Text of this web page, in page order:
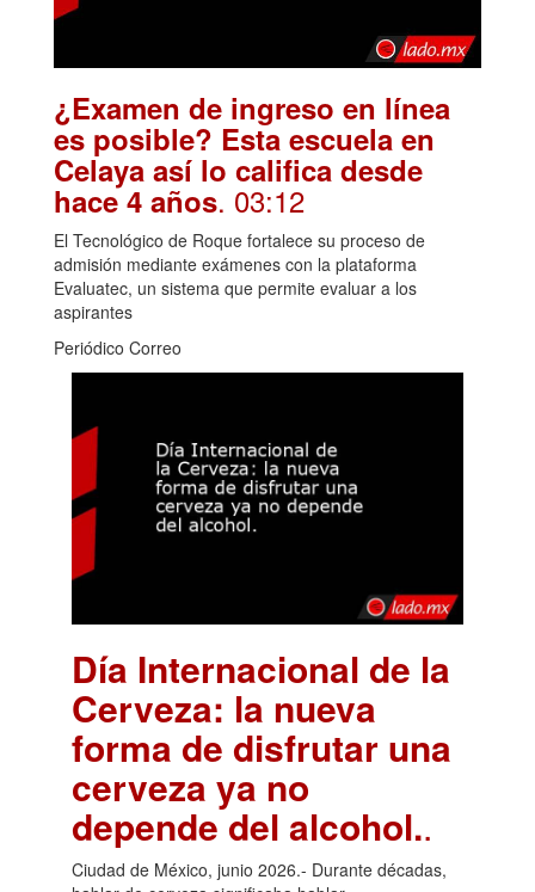
¿Examen de ingreso en línea
es posible? Esta escuela en
Celaya así lo califica desde
hace 4 años. 03:12
El Tecnológico de Roque fortalece su proceso de
admisión mediante exámenes con la plataforma
Evaluatec, un sistema que permite evaluar a los
aspirantes
Periódico Correo
Día Internacional de la
Cerveza: la nueva
forma de disfrutar una
cerveza ya no
depende del alcohol..
Ciudad de México, junio 2026.- Durante décadas,